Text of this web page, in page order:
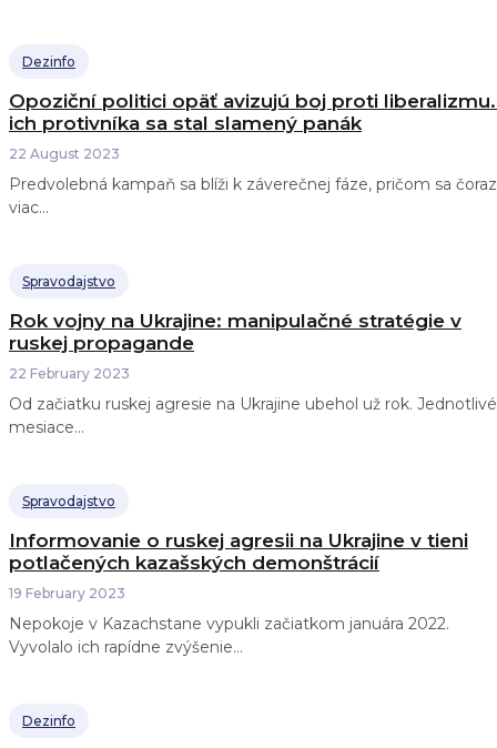
Dezinfo
Opoziční politici opäť avizujú boj proti
ich protivníka sa stal slamený panák
22 August 2023
Predvolebná kampaň sa blíži k záverečnej fáze, pričom sa čoraz
viac...
Spravodajstvo
Rok vojny na Ukrajine: manipulačné stratégie v
ruskej propagande
22 February 2023
Od začiatku ruskej agresie na Ukrajine ubehol už rok. Jednotlivé
mesiace...
Spravodajstvo
Informovanie o ruskej agresii na Ukrajine v tieni
potlačených kazašských demonštrácií
19 February 2023
Nepokoje v Kazachstane vypukli začiatkom januára 2022.
Vyvolalo ich rapídne zvýšenie...
Dezinfo